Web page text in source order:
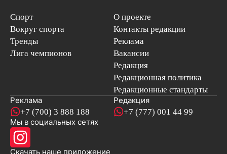
Спорт
Вокруг спорта
Тренды
Лига чемпионов
О проекте
Контакты редакции
Реклама
Вакансии
Редакция
Редакционная политика
Редакционные стандарты
Реклама
+7 (700) 3 888 188
Редакция
+7 (777) 001 44 99
Мы в социальных сетях
Скачать наше приложениеновостей